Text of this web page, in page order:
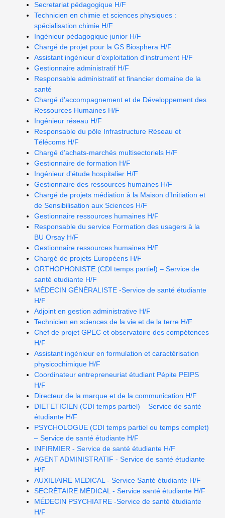
Secretariat pédagogique H/F
Technicien en chimie et sciences physiques :
spécialisation chimie H/F
Ingénieur pédagogique junior H/F
Chargé de projet pour la GS Biosphera H/F
Assistant ingénieur d’exploitation d’instrument H/F
Gestionnaire administratif H/F
Responsable administratif et financier domaine de la
santé
Chargé d’accompagnement et de Développement des
Ressources Humaines H/F
Ingénieur réseau H/F
Responsable du pôle Infrastructure Réseau et
Télécoms H/F
Chargé d’achats-marchés multisectoriels H/F
Gestionnaire de formation H/F
Ingénieur d'étude hospitalier H/F
Gestionnaire des ressources humaines H/F
Chargé de projets médiation à la Maison d’Initiation et
de Sensibilisation aux Sciences H/F
Gestionnaire ressources humaines H/F
Responsable du service Formation des usagers à la
BU Orsay H/F
Gestionnaire ressources humaines H/F
Chargé de projets Européens H/F
ORTHOPHONISTE (CDI temps partiel) – Service de
santé etudiante H/F
MÉDECIN GÉNÉRALISTE -Service de santé étudiante
H/F
Adjoint en gestion administrative H/F
Technicien en sciences de la vie et de la terre H/F
Chef de projet GPEC et observatoire des compétences
H/F
Assistant ingénieur en formulation et caractérisation
physicochimique H/F
Coordinateur entrepreneuriat étudiant Pépite PEIPS
H/F
Directeur de la marque et de la communication H/F
DIETETICIEN (CDI temps partiel) – Service de santé
étudiante H/F
PSYCHOLOGUE (CDI temps partiel ou temps complet)
– Service de santé étudiante H/F
INFIRMIER - Service de santé étudiante H/F
AGENT ADMINISTRATIF - Service de santé étudiante
H/F
AUXILIAIRE MEDICAL - Service Santé étudiante H/F
SECRÉTAIRE MÉDICAL - Service santé étudiante H/F
MÉDECIN PSYCHIATRE -Service de santé étudiante
H/F